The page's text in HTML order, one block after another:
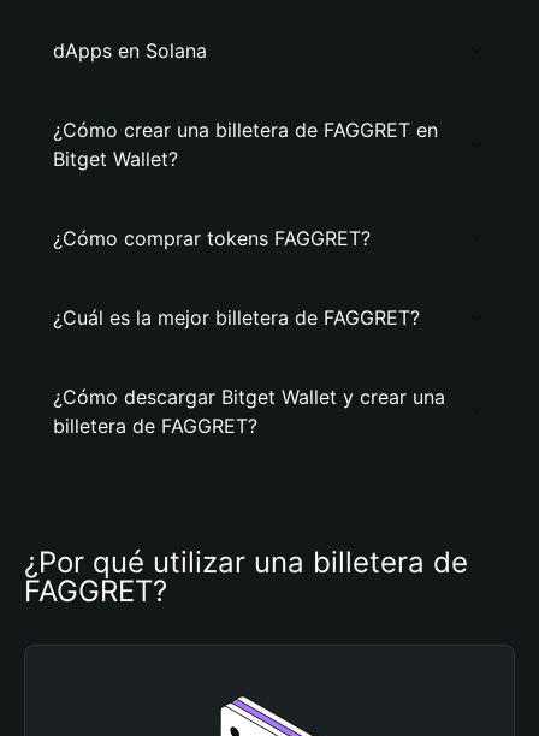
dApps en Solana
¿Cómo crear una billetera de FAGGRET en
Bitget Wallet?
¿Cómo comprar tokens FAGGRET?
¿Cuál es la mejor billetera de FAGGRET?
¿Cómo descargar Bitget Wallet y crear una
billetera de FAGGRET?
¿Por qué utilizar una billetera de
FAGGRET?